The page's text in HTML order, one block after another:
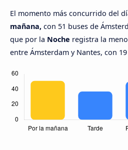
El momento más concurrido del
mañana, con 51 buses de
que por la Noche registra la
entre Ámsterdam y Nantes, con